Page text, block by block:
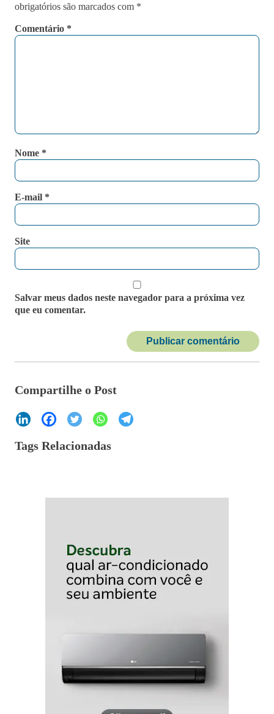
Compartilhe o Post
Tags Relacionadas
obrigatórios são marcados com *
Comentário *
Nome *
E-mail *
Site
Salvar meus dados neste navegador para a próxima vez
que eu comentar.